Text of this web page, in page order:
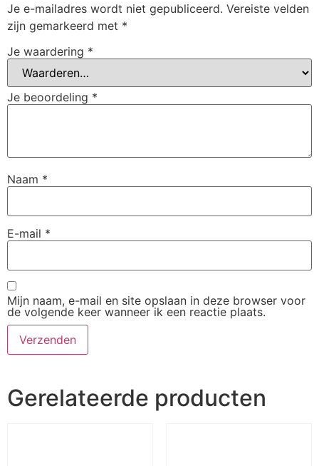
Je e-mailadres wordt niet gepubliceerd. Vereiste velden
zijn gemarkeerd met *
Je waardering *
Je beoordeling *
Naam *
E-mail *
Mijn naam, e-mail en site opslaan in deze browser voor
de volgende keer wanneer ik een reactie plaats.
Gerelateerde producten